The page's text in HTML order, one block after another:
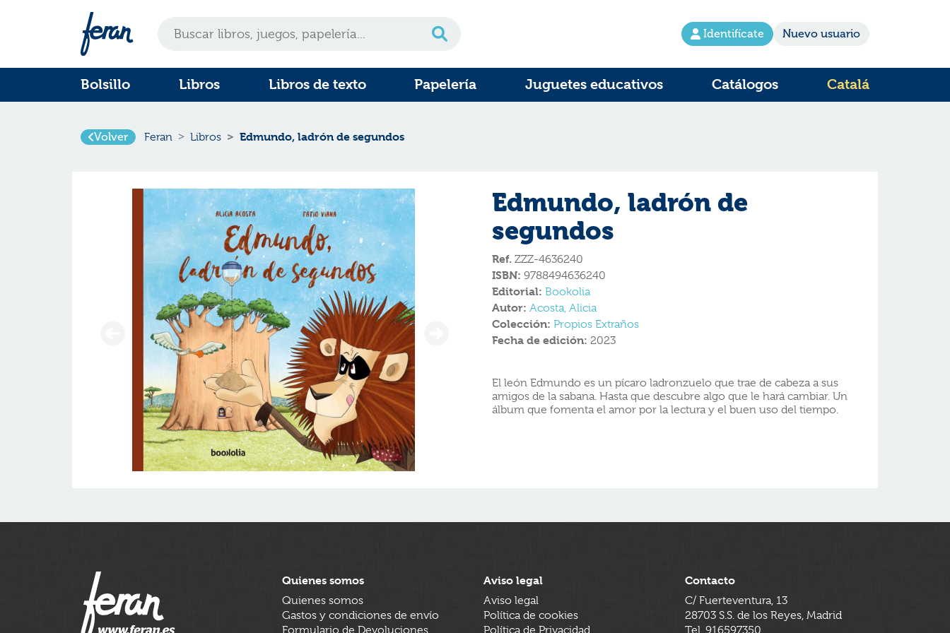
Identifícate Nuevo usuario
Bolsillo Libros Libros de texto Papelería Juguetes educativos Catálogos Catalá
Volver Feran Libros Edmundo, ladrón de segundos
Edmundo, ladrón de
segundos
Ref. ZZZ-4636240
ISBN: 9788494636240
Editorial: Bookolia
Autor: Acosta, Alicia
Colección: Propios Extraños
Fecha de edición: 2023
El león Edmundo es un pícaro ladronzuelo que trae de cabeza a sus
amigos de la sabana. Hasta que descubre algo que le hará cambiar. Un
álbum que fomenta el amor por la lectura y el buen uso del tiempo.
Quienes somos
Quienes somos
Gastos y condiciones de envío
Formulario de Devoluciones
Aviso legal
Aviso legal
Política de cookies
Política de Privacidad
Contacto
C/ Fuerteventura, 13
28703 S.S. de los Reyes, Madrid
Tel. 916597350